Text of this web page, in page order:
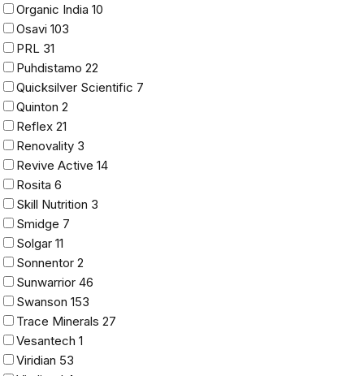
Organic India 10
Osavi 103
PRL 31
Puhdistamo 22
Quicksilver Scientific 7
Quinton 2
Reflex 21
Renovality 3
Revive Active 14
Rosita 6
Skill Nutrition 3
Smidge 7
Solgar 11
Sonnentor 2
Sunwarrior 46
Swanson 153
Trace Minerals 27
Vesantech 1
Viridian 53